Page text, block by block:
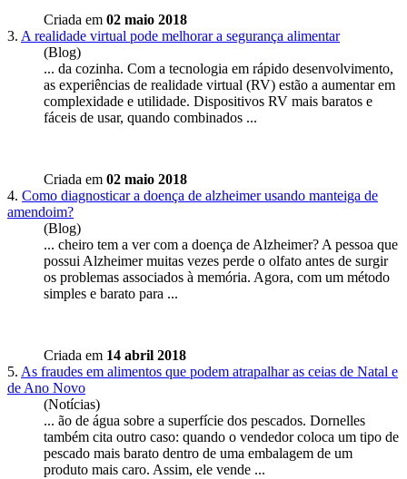
Criada em 02 maio 2018
3. A realidade virtual pode melhorar a segurança alimentar
(Blog)
... da cozinha. Com a tecnologia em rápido desenvolvimento,
as experiências de realidade virtual (RV) estão a aumentar em
complexidade e utilidade. Dispositivos RV mais baratos e
fáceis de usar, quando combinados ...
Criada em 02 maio 2018
4. Como diagnosticar a doença de alzheimer usando manteiga de
amendoim?
(Blog)
... cheiro tem a ver com a doença de Alzheimer? A pessoa que
possui Alzheimer muitas vezes perde o olfato antes de surgir
os problemas associados à memória. Agora, com um método
simples e barato para ...
Criada em 14 abril 2018
5. As fraudes em alimentos que podem atrapalhar as ceias de Natal e
de Ano Novo
(Notícias)
... ão de água sobre a superfície dos pescados. Dornelles
também cita outro caso: quando o vendedor coloca um tipo de
pescado mais barato dentro de uma embalagem de um
produto mais caro. Assim, ele vende ...